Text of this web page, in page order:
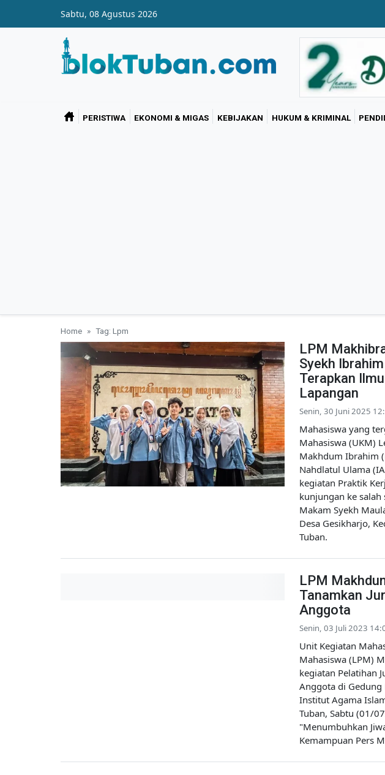
Sabtu, 08 Agustus 2026
PERISTIWA EKONOMI & MIGAS KEBIJAKAN HUKUM & KRIMINAL
Home Tag: Lpm
LPM
Syekh
Terapkan
Lapangan
Senin, 30 Juni 2025
Mahasiswa yang
Mahasiswa (UKM)
Makhdum Ibrahim
Nahdlatul Ulama
kegiatan Praktik
kunjungan ke
Makam Syekh
Desa Gesikharjo,
Tuban.
LPM
Tanamkan
Anggota
Senin, 03 Juli 2023
Unit Kegiatan
Mahasiswa (LPM)
kegiatan Pelatihan
Anggota di
Institut Agama
Tuban, Sabtu (01/
"Menumbuhkan
Kemampuan Pers